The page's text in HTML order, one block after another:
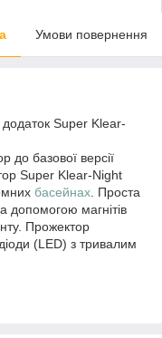
Умови повернення
додаток Super Klear-
до базової версії
Super Klear-Night
басейнах . Проста
допомогою магнітів
Прожектор
(LED) з тривалим